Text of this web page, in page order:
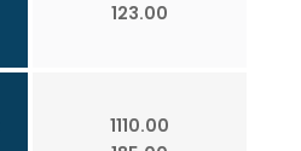
123.00
1110.00